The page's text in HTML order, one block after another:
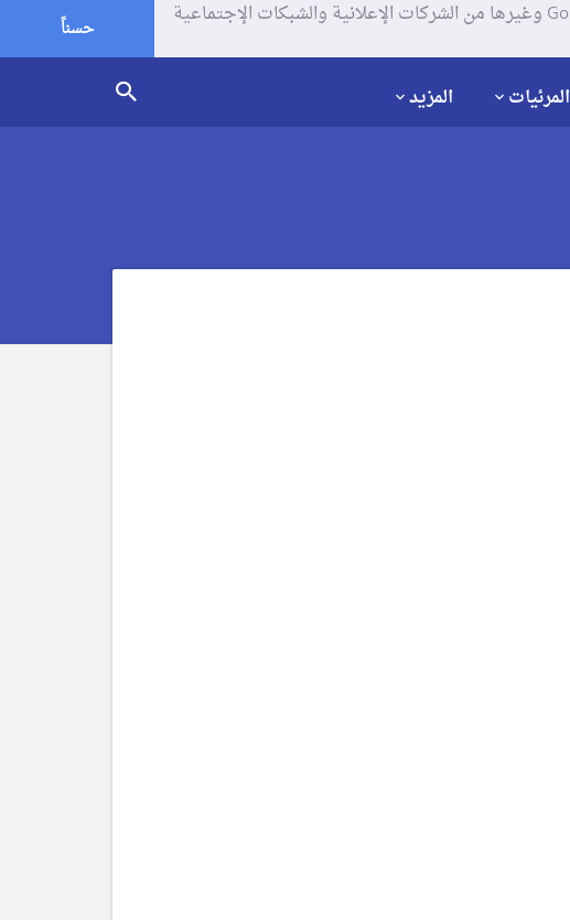
يستخدم موقعنا ملفات تعريف الإرتباط (الكوكيز) لتحليل زياراتك وإستخدامك للموقع و تتم مشاركة بعض المعلومات مع Google وغيرها من الشركات الإعلانية والشبكات الإجتماعية
حسناً
المرئيات المزيد